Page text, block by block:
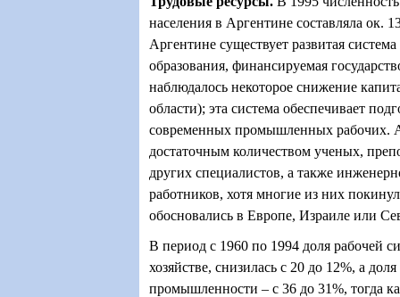
населения в Аргентине составляла ок.
Аргентине существует развитая
образования, финансируемая
наблюдалось некоторое снижение
области); эта система обеспечивает
современных промышленных рабочих.
достаточным количеством ученых,
других специалистов, а также
работников, хотя многие из них
обосновались в Европе, Израиле или
В период с 1960 по 1994 доля рабочей
хозяйстве, снизилась с 20 до 12%, а
промышленности – с 36 до 31%, тогда